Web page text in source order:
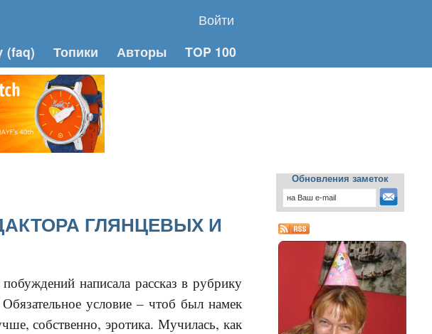
Войти
(faq) Топики Авторы TOP 100
ГЛЯНЦЕВЫХ И
написала рассказ в рубрику
условие – чтоб был намек
собственно, эротика. Мучилась, как
Обновления заметок